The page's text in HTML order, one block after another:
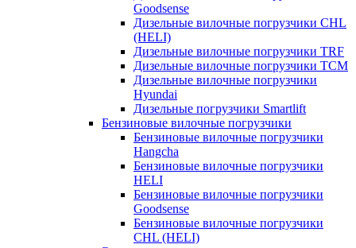
Goodsense
Дизельные вилочные погрузчики CHL
(HELI)
Дизельные вилочные погрузчики TRF
Дизельные вилочные погрузчики TCM
Дизельные вилочные погрузчики
Hyundai
Дизельные погрузчики Smartlift
Бензиновые вилочные погрузчики
Бензиновые вилочные погрузчики
Hangcha
Бензиновые вилочные погрузчики
HELI
Бензиновые вилочные погрузчики
Goodsense
Бензиновые вилочные погрузчики
CHL (HELI)